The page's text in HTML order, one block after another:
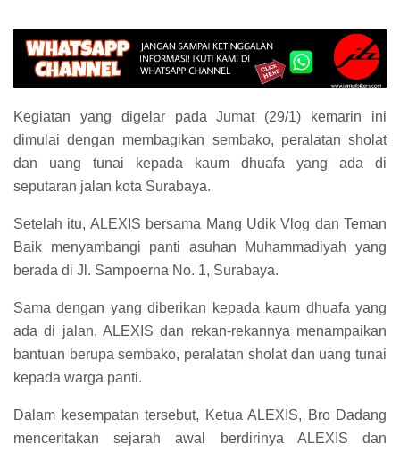
Kegiatan yang digelar pada Jumat (29/1) kemarin ini
dimulai dengan membagikan sembako, peralatan sholat
dan uang tunai kepada kaum dhuafa yang ada di
seputaran jalan kota Surabaya.
Setelah itu, ALEXIS bersama Mang Udik Vlog dan Teman
Baik menyambangi panti asuhan Muhammadiyah yang
berada di Jl. Sampoerna No. 1, Surabaya.
Sama dengan yang diberikan kepada kaum dhuafa yang
ada di jalan, ALEXIS dan rekan-rekannya menampaikan
bantuan berupa sembako, peralatan sholat dan uang tunai
kepada warga panti.
Dalam kesempatan tersebut, Ketua ALEXIS, Bro Dadang
menceritakan sejarah awal berdirinya ALEXIS dan